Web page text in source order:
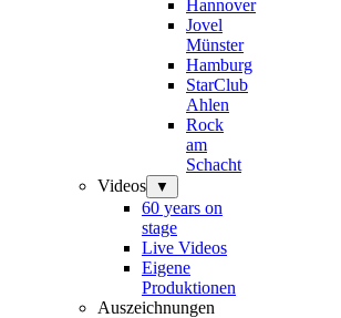
Hannover
Jovel
Münster
Hamburg
StarClub
Ahlen
Rock
am
Schacht
Videos
▼
60 years on
stage
Live Videos
Eigene
Produktionen
Auszeichnungen